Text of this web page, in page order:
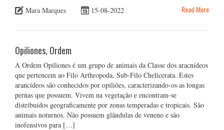
Mara Marques
15-08-2022 Read More
Opiliones, Ordem
A Ordem Opiliones é um grupo de animais da Classe dos aracnídeos
que pertencem ao Filo Arthropoda, Sub-Filo Chelicerata. Estes
arancídeos são conhecidos por opiliões, caracterizando-os as longas
pernas que possuem. Vivem na vegetação e encontram-se
distribuídos geograficamente por zonas temperadas e tropicais. São
animais noturnos. Não possuem glândulas de veneno e são
inofensivos para […]